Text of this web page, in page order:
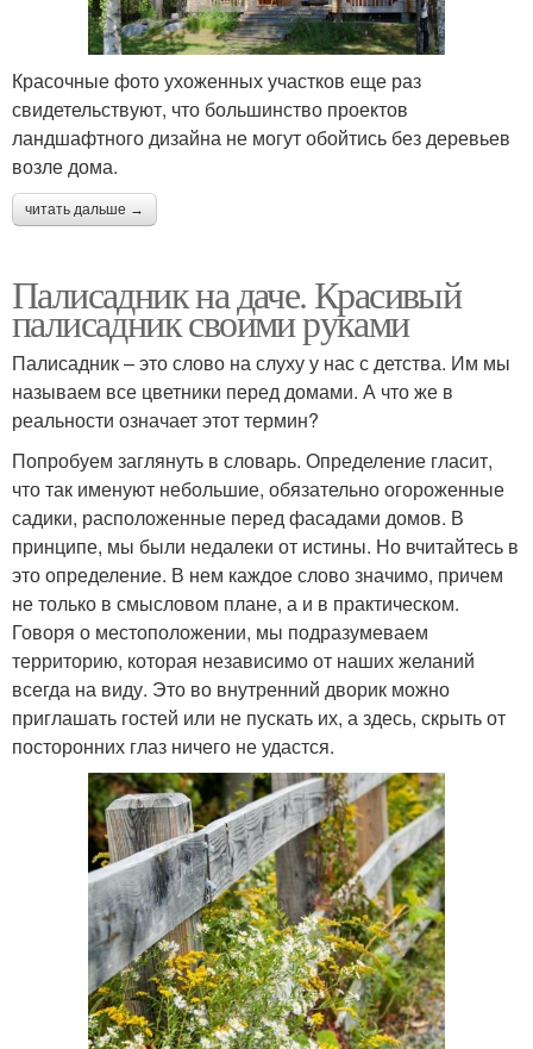
Красочные фото ухоженных участков еще раз
свидетельствуют, что большинство проектов
ландшафтного дизайна не могут обойтись без деревьев
возле дома.
читать дальше →
Палисадник на даче. Красивый
палисадник своими руками
Палисадник – это слово на слуху у нас с детства. Им мы
называем все цветники перед домами. А что же в
реальности означает этот термин?
Попробуем заглянуть в словарь. Определение гласит,
что так именуют небольшие, обязательно огороженные
садики, расположенные перед фасадами домов. В
принципе, мы были недалеки от истины. Но вчитайтесь в
это определение. В нем каждое слово значимо, причем
не только в смысловом плане, а и в практическом.
Говоря о местоположении, мы подразумеваем
территорию, которая независимо от наших желаний
всегда на виду. Это во внутренний дворик можно
приглашать гостей или не пускать их, а здесь, скрыть от
посторонних глаз ничего не удастся.